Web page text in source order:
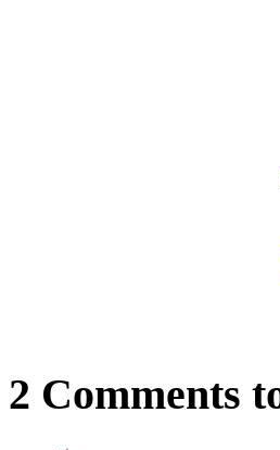
2 Comments